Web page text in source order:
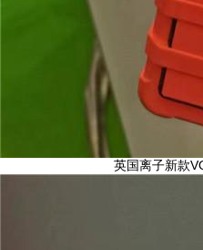
英国离子新款